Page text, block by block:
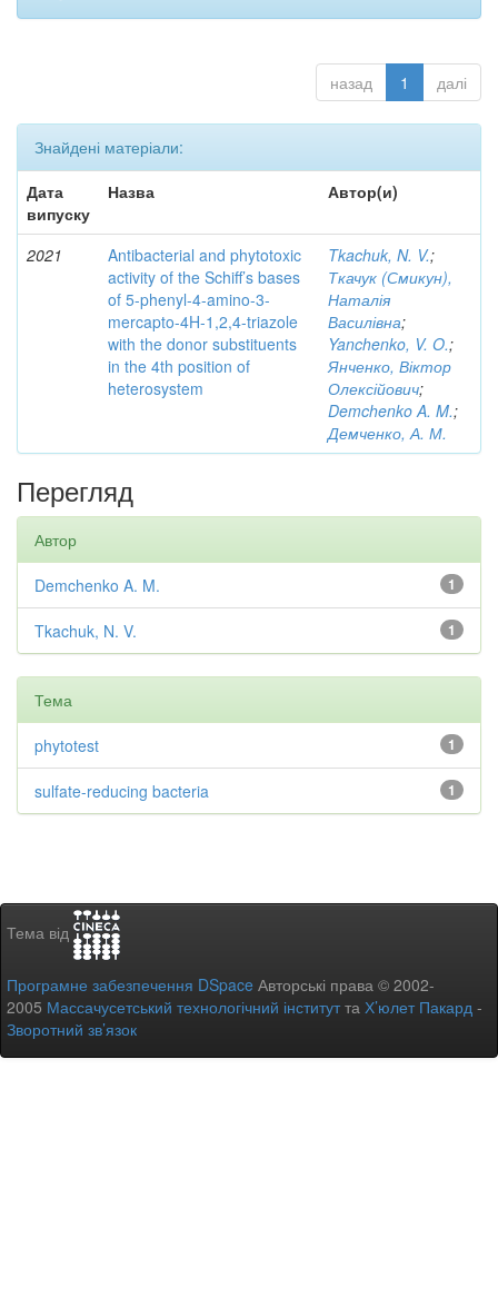
назад 1 далі
Знайдені матеріали:
Дата
випуску
Назва Автор(и)
2021
Antibacterial and phytotoxic
activity of the Schiff’s bases
of 5-phenyl-4-amino-3-
mercapto-4H-1,2,4-triazole
with the donor substituents
in the 4th position of
heterosystem
Tkachuk, N. V.;
Ткачук (Смикун),
Наталія
Василівна;
Yanchenko, V. O.;
Янченко, Віктор
Олексійович;
Demchenko A. M.;
Демченко, А. М.
Перегляд
Автор
1
Demchenko A. M.
1
Tkachuk, N. V.
Тема
1
phytotest
1
sulfate-reducing bacteria
Тема від
Програмне забезпечення DSpace Авторські права © 2002-
2005 Массачусетський технологічний інститутта Х’юлет Пакард -
Зворотний зв’язок